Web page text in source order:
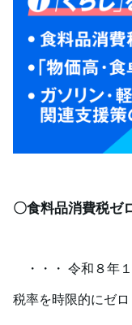
〇食料品消費税ゼ
・・・ 令和８年
税率を時限的にゼロ